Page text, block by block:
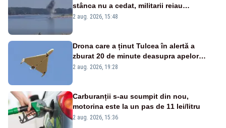
stânca nu a cedat, militarii reiau
detonările luni – VIDEO
2 aug. 2026, 15:48
Drona care a ținut Tulcea în alertă a
zburat 20 de minute deasupra apelor
României. Au fost ridicate două F-16
2 aug. 2026, 19:28
Carburanții s-au scumpit din nou,
motorina este la un pas de 11 lei/litru
2 aug. 2026, 15:36